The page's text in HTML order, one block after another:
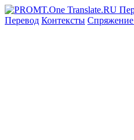
Перевод Контексты Спряжение